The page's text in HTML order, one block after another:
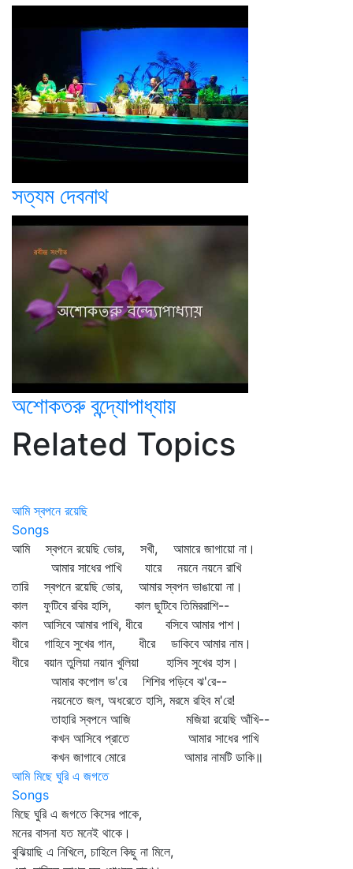
সত্যম দেবনাথ
অশোকতরু বন্দ্যোপাধ্যায়
Related Topics
আমি স্বপনে রয়েছি
Songs
আমি স্বপনে রয়েছি ভোর, সখী, আমারে জাগায়ো না।
আমার সাধের পাখি যারে নয়নে নয়নে রাখি
তারি স্বপনে রয়েছি ভোর, আমার স্বপন ভাঙায়ো না।
কাল ফুটিবে রবির হাসি, কাল ছুটিবে তিমিররাশি--
কাল আসিবে আমার পাখি, ধীরে বসিবে আমার পাশ।
ধীরে গাহিবে সুখের গান, ধীরে ডাকিবে আমার নাম।
ধীরে বয়ান তুলিয়া নয়ান খুলিয়া হাসিব সুখের হাস।
আমার কপোল ভ'রে শিশির পড়িবে ঝ'রে--
নয়নেতে জল, অধরেতে হাসি, মরমে রহিব ম'রে!
তাহারি স্বপনে আজি মজিয়া রয়েছি আঁখি--
কখন আসিবে প্রাতে আমার সাধের পাখি
কখন জাগাবে মোরে আমার নামটি ডাকি॥
আমি মিছে ঘুরি এ জগতে
Songs
মিছে ঘুরি এ জগতে কিসের পাকে,
মনের বাসনা যত মনেই থাকে।
বুঝিয়াছি এ নিখিলে, চাহিলে কিছু না মিলে,